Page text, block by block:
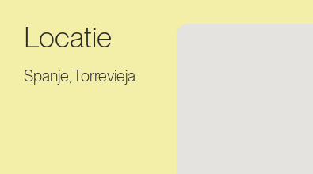
Locatie
Spanje, Torrevieja